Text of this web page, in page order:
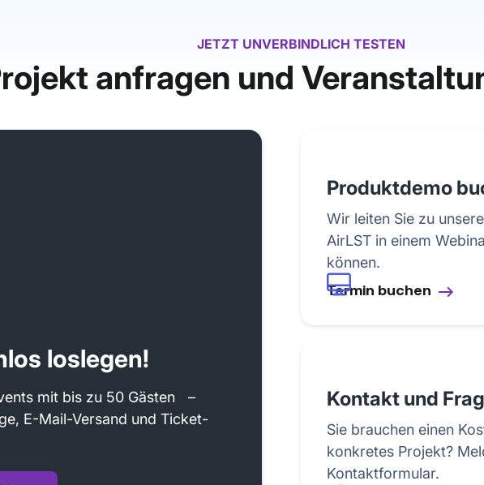
JETZT UNVERBINDLICH TESTEN
anfragen und
loslegen!
mit bis zu 50 Gästen –
E-Mail-Versand und Ticket-
Produktdemo
Wir leiten Sie zu
AirLST in einem
können.
Termin buchen
Kontakt und
Sie brauchen einen
konkretes Projekt?
Kontaktformular.